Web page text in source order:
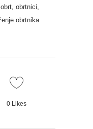
obrt, obrtnici,
obrtnika
0 Likes